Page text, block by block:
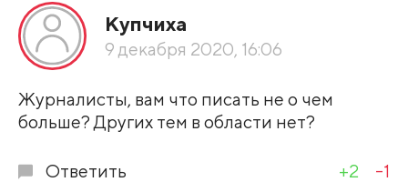
Купчиха
9 декабря 2020, 16:06
Журналисты, вам что писать не о чем
больше? Других тем в области нет?
Ответить +2 -1